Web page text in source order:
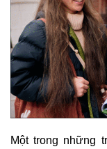
Một trong những